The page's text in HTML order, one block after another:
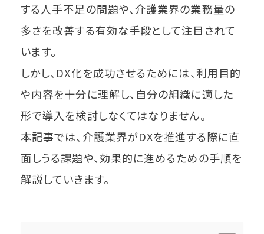
する人手不足の問題や、介護業界の業務量の
多さを改善する有効な手段として注目されて
います。
しかし、DX化を成功させるためには、利用目的
や内容を十分に理解し、自分の組織に適した
形で導入を検討しなくてはなりません。
本記事では、介護業界がDXを推進する際に直
面しうる課題や、効果的に進めるための手順を
解説していきます。